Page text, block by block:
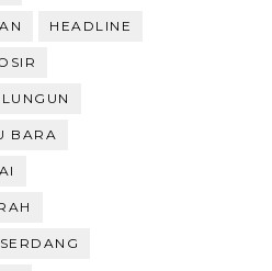
HEADLINE
BARA